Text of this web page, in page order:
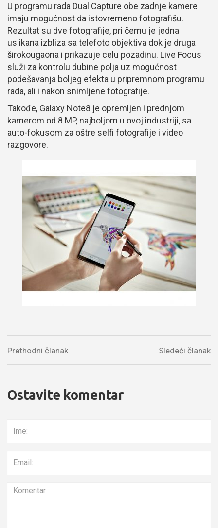
U programu rada Dual Capture obe zadnje kamere
imaju mogućnost da istovremeno fotografišu.
Rezultat su dve fotografije, pri čemu je jedna
uslikana izbliza sa telefoto objektiva dok je druga
širokougaona i prikazuje celu pozadinu. Live Focus
služi za kontrolu dubine polja uz mogućnost
podešavanja boljeg efekta u pripremnom programu
rada, ali i nakon snimljene fotografije.
Takođe, Galaxy Note8 je opremljen i prednjom
kamerom od 8 MP, najboljom u ovoj industriji, sa
auto-fokusom za oštre selfi fotografije i video
razgovore.
Sledeći članak
Prethodni članak
Ostavite komentar